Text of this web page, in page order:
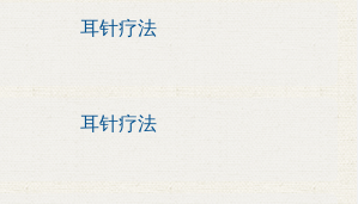
耳针疗法
耳针疗法